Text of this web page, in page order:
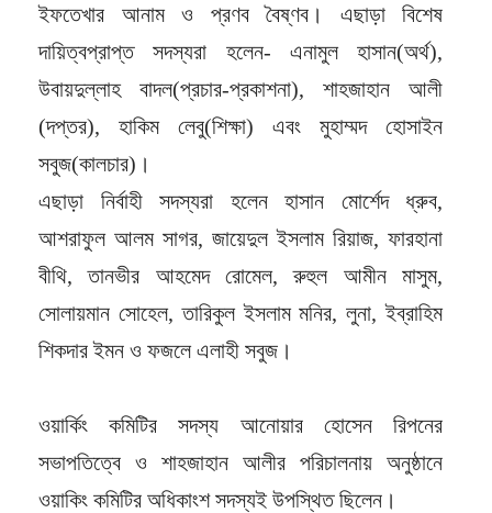
ইফতেখার আনাম ও প্রণব বৈষ্ণব। এছাড়া বিশেষ
দায়িত্বপ্রাপ্ত সদস্যরা হলেন- এনামুল হাসান(অর্থ),
উবায়দুল্লাহ বাদল(প্রচার-প্রকাশনা), শাহজাহান আলী
(দপ্তর), হাকিম লেবু(শিক্ষা) এবং মুহাম্মদ হোসাইন
সবুজ(কালচার)।
এছাড়া নির্বাহী সদস্যরা হলেন হাসান মোর্শেদ ধ্রুব,
আশরাফুল আলম সাগর, জায়েদুল ইসলাম রিয়াজ, ফারহানা
বীথি, তানভীর আহমেদ রোমেল, রুহুল আমীন মাসুম,
সোলায়মান সোহেল, তারিকুল ইসলাম মনির, লুনা, ইব্রাহিম
শিকদার ইমন ও ফজলে এলাহী সবুজ।
ওয়ার্কিং কমিটির সদস্য আনোয়ার হোসেন রিপনের
সভাপতিত্বে ও শাহজাহান আলীর পরিচালনায় অনুষ্ঠানে
ওয়াকিং কমিটির অধিকাংশ সদস্যই উপস্থিত ছিলেন।